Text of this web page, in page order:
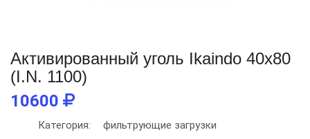
Активированный уголь Ikaindo 40x80
(I.N. 1100)
10600
Категория:
фильтрующие загрузки